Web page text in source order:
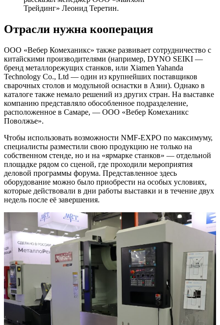
Трейдинг» Леонид Теретин.
Отрасли нужна кооперация
ООО «Вебер Комеханикс» также развивает сотрудничество с
китайскими производителями (например, DYNO SEIKI —
бренд металлорежущих станков, или Xiamen Yahanda
Technology Co., Ltd — один из крупнейших поставщиков
сварочных столов и модульной оснастки в Азии). Однако в
каталоге также немало решений из других стран. На выставке
компанию представляло обособленное подразделение,
расположенное в Самаре, — ООО «Вебер Комеханикс
Поволжье».
Чтобы использовать возможности NMF-EXPO по максимуму,
специалисты разместили свою продукцию не только на
собственном стенде, но и на «ярмарке станков» — отдельной
площадке рядом со сценой, где проходили мероприятия
деловой программы форума. Представленное здесь
оборудование можно было приобрести на особых условиях,
которые действовали в дни работы выставки и в течение двух
недель после её завершения.